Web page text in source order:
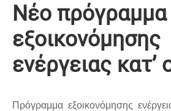
Νέο πρόγραμμα
εξοικονόμησης
ενέργειας κατ’
Πρόγραμμα εξοικονόμησης